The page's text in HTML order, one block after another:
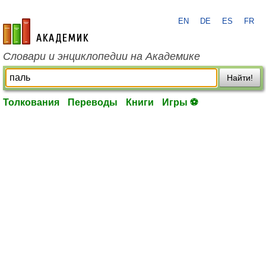
academic.ru
EN DE ES FR
Словари и энциклопедии на Академике
Найти!
Толкования Переводы Книги Игры ⚽